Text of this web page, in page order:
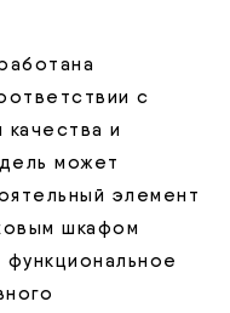
с
и
может
элемент
шкафом
функциональное